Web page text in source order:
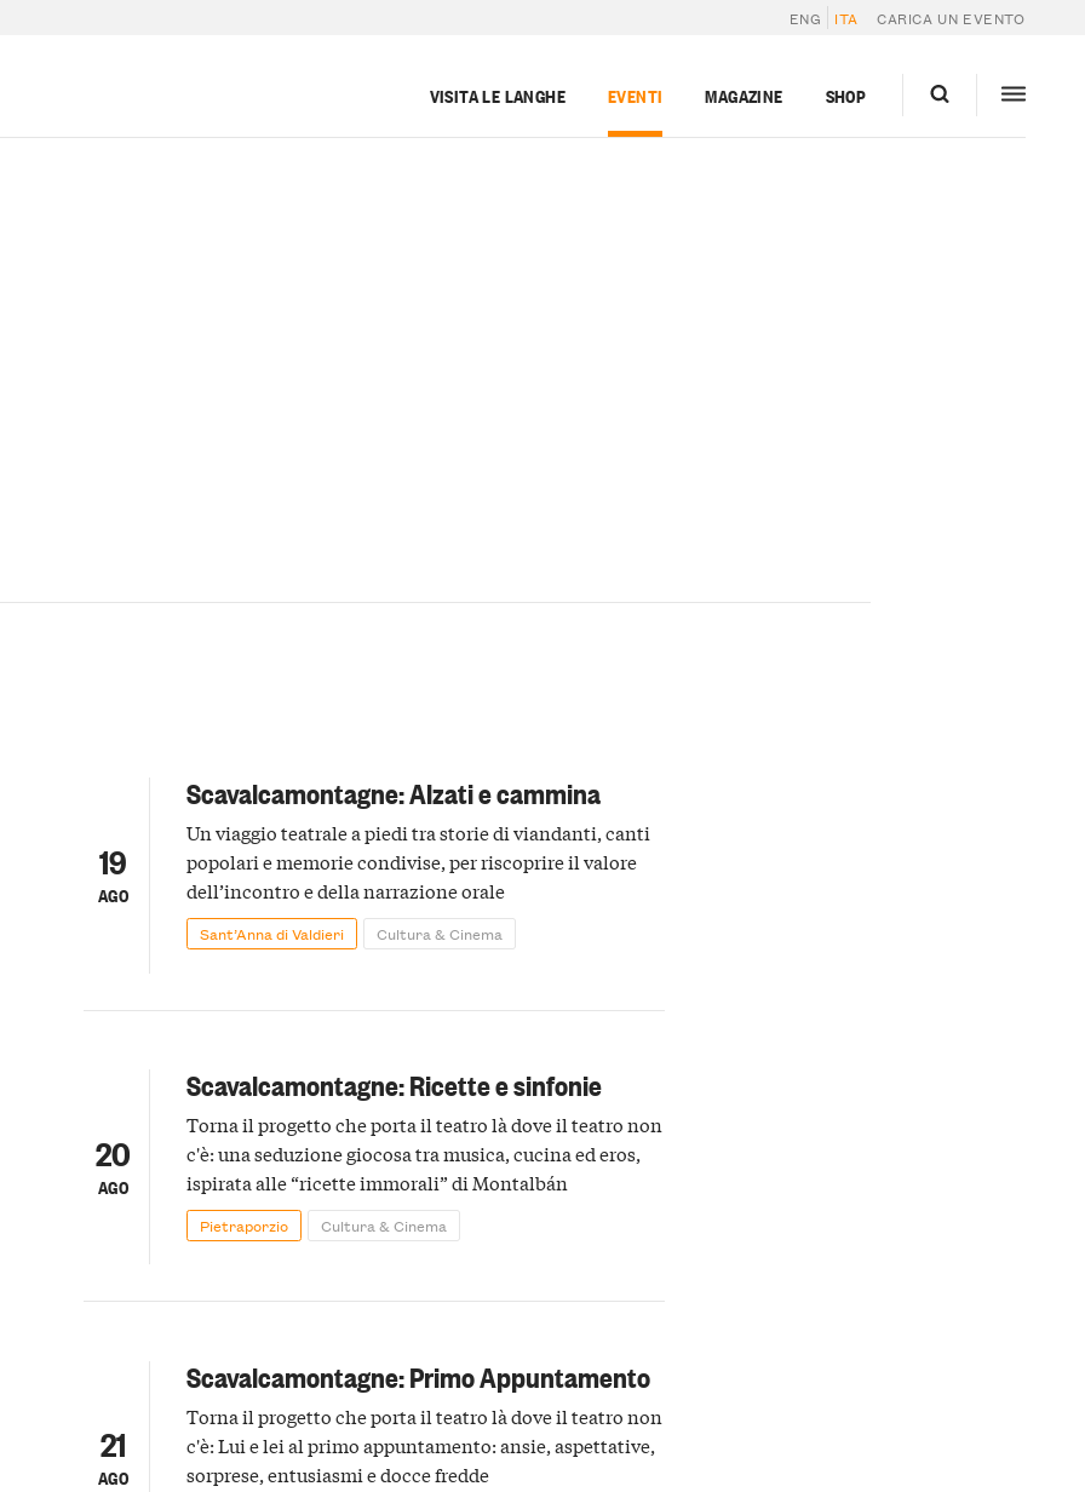
ENG ITA CARICA UN EVENTO
VISITA LE LANGHE EVENTI MAGAZINE SHOP
19
AGO
Scavalcamontagne: Alzati e cammina
Un viaggio teatrale a piedi tra storie di viandanti, canti
popolari e memorie condivise, per riscoprire il valore
dell’incontro e della narrazione orale
Sant’Anna di Valdieri Cultura & Cinema
20
AGO
Scavalcamontagne: Ricette e sinfonie
Torna il progetto che porta il teatro là dove il teatro non
c'è: una seduzione giocosa tra musica, cucina ed eros,
ispirata alle “ricette immorali” di Montalbán
Pietraporzio Cultura & Cinema
21
AGO
Scavalcamontagne: Primo Appuntamento
Torna il progetto che porta il teatro là dove il teatro non
c'è: Lui e lei al primo appuntamento: ansie, aspettative,
sorprese, entusiasmi e docce fredde